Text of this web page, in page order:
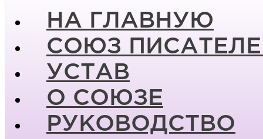
НА ГЛАВНУЮ
СОЮЗ
УСТАВ
О СОЮЗЕ
РУКОВОДСТВО